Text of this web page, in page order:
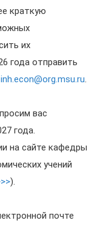
краткую
их
года отправить
inh.econ@org.msu.ru.
просим вас
года.
на сайте кафедры
учений
).
почте